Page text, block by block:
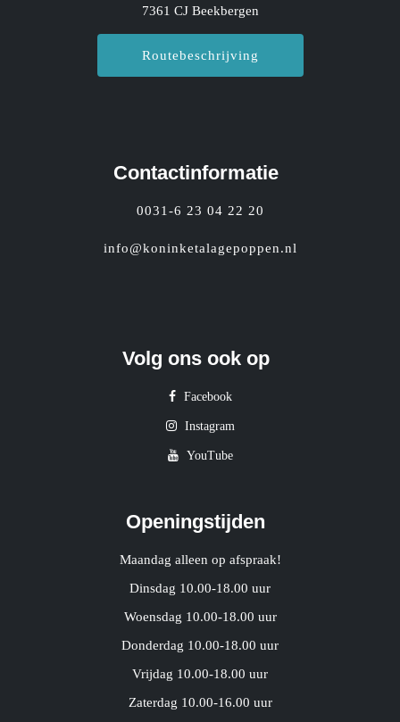
7361 CJ Beekbergen
Routebeschrijving
Contactinformatie
0031-6 23 04 22 20
info@koninketalagepoppen.nl
Volg ons ook op
Facebook
Instagram
YouTube
Openingstijden
Maandag alleen op afspraak!
Dinsdag 10.00-18.00 uur
Woensdag 10.00-18.00 uur
Donderdag 10.00-18.00 uur
Vrijdag 10.00-18.00 uur
Zaterdag 10.00-16.00 uur